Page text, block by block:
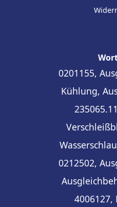
0201155,
Kühlung,
0212502,
4006127,